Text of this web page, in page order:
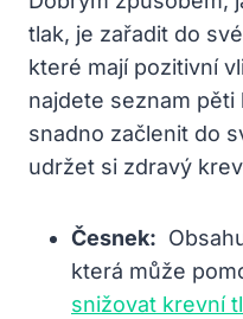
tlak,‌ je zařadit do
které ⁣mají pozitivní​
najdete seznam
snadno ⁣začlenit do
udržet ⁤si zdravý⁢
Česnek:
která může
snižovat krevní